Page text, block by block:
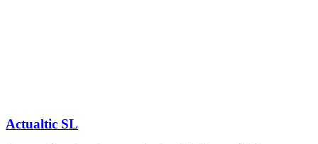
Actualtic SL